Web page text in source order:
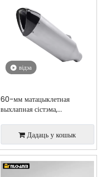
відэа
60-мм матацыклетная
выхлапная сістэма,
глушыцель для BMW S1000R
S1000RR
Дадаць у кошык